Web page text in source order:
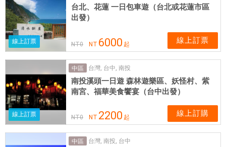
線上訂票
台北、花蓮 一日包車遊（台北或花蓮市區
出發）
NT0 NT 6000 起 線上訂票
線上訂票
中區 台灣, 台中, 南投
南投溪頭一日遊 森林遊樂區、妖怪村、紫
南宮、福華美食饗宴（台中出發）
NT0 NT 2200 起 線上訂購
中區 台灣, 南投, 台中